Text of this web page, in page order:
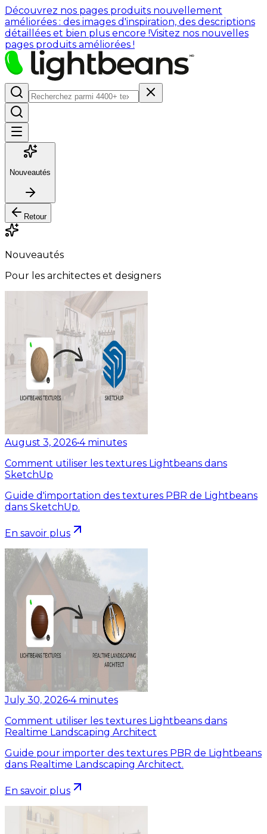
Découvrez nos pages produits nouvellement
améliorées : des images d'inspiration, des descriptions
détaillées et bien plus encore !Visitez nos nouvelles
pages produits améliorées !
Nouveautés
Retour
Nouveautés
Pour les architectes et designers
August 3, 2026•4 minutes
Comment utiliser les textures Lightbeans dans
SketchUp
Guide d'importation des textures PBR de Lightbeans
dans SketchUp.
En savoir plus
July 30, 2026•4 minutes
Comment utiliser les textures Lightbeans dans
Realtime Landscaping Architect
Guide pour importer des textures PBR de Lightbeans
dans Realtime Landscaping Architect.
En savoir plus